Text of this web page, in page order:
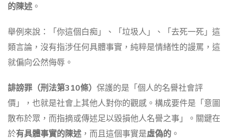
的陳述 。
舉例來說：「你這個白痴」、「垃圾人」、「去死一死」這
類言論，沒有指涉任何具體事實，純粹是情緒性的謾罵，這
就偏向公然侮辱。
誹謗罪（刑法第310條） 保護的是「個人的名譽社會評
價」，也就是社會上其他人對你的觀感。構成要件是「意圖
散布於眾，而指摘或傳述足以毀損他人名譽之事」。關鍵在
於有具體事實的陳述 ，而且這個事實是虛偽的 。